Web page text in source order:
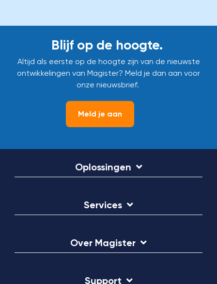
Blijf op de hoogte.
Altijd als eerste op de hoogte zijn van de nieuwste
ontwikkelingen van Magister? Meld je dan aan voor
onze nieuwsbrief.
Meld je aan
Oplossingen
Services
Over Magister
Support